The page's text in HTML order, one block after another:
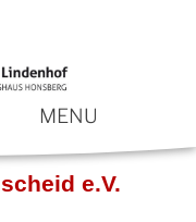
MENU
e.V.